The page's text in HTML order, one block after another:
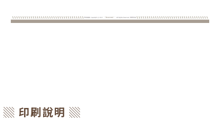
▒ 印刷說明 ▒